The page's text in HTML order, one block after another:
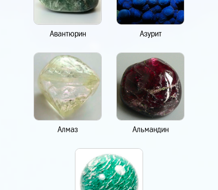
Авантюрин Азурит
Алмаз Альмандин